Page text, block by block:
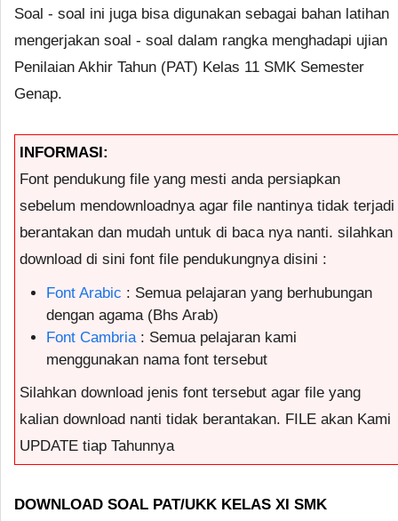
Soal - soal ini juga bisa digunakan sebagai bahan latihan
mengerjakan soal - soal dalam rangka menghadapi ujian
Penilaian Akhir Tahun (PAT) Kelas 11 SMK Semester
Genap.
INFORMASI:
Font pendukung file yang mesti anda persiapkan
sebelum mendownloadnya agar file nantinya tidak terjadi
berantakan dan mudah untuk di baca nya nanti. silahkan
download di sini font file pendukungnya disini :
Font Arabic : Semua pelajaran yang berhubungan
dengan agama (Bhs Arab)
Font Cambria : Semua pelajaran kami
menggunakan nama font tersebut
Silahkan download jenis font tersebut agar file yang
kalian download nanti tidak berantakan. FILE akan Kami
UPDATE tiap Tahunnya
DOWNLOAD SOAL PAT/UKK KELAS XI SMK